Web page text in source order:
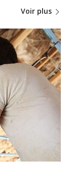
Voir plus